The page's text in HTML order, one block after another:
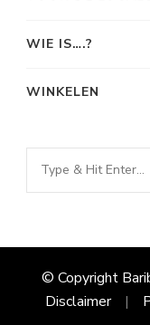
WIE IS….?
WINKELEN
Looking
for
© Copyright
Disclaimer